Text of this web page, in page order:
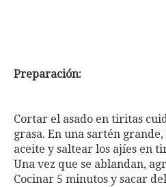
Preparación:
Cortar el asado en tiritas
grasa. En una sartén
aceite y saltear los ajíes en
Una vez que se ablandan,
Cocinar 5 minutos y sacar